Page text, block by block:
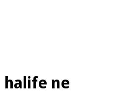
halife ne